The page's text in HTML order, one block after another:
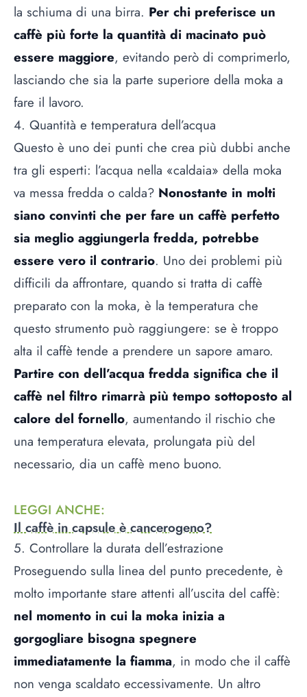
la schiuma di una birra. Per chi preferisce un
caffè più forte la quantità di macinato può
essere maggiore, evitando però di comprimerlo,
lasciando che sia la parte superiore della moka a
fare il lavoro.
4. Quantità e temperatura dell’acqua
Questo è uno dei punti che crea più dubbi anche
tra gli esperti: l’acqua nella «caldaia» della moka
va messa fredda o calda? Nonostante in molti
siano convinti che per fare un caffè perfetto
sia meglio aggiungerla fredda, potrebbe
essere vero il contrario. Uno dei problemi più
difficili da affrontare, quando si tratta di caffè
preparato con la moka, è la temperatura che
questo strumento può raggiungere: se è troppo
alta il caffè tende a prendere un sapore amaro.
Partire con dell’acqua fredda significa che il
caffè nel filtro rimarrà più tempo sottoposto al
calore del fornello, aumentando il rischio che
una temperatura elevata, prolungata più del
necessario, dia un caffè meno buono.
LEGGI ANCHE:
Il caffè in capsule è cancerogeno?
5. Controllare la durata dell’estrazione
Proseguendo sulla linea del punto precedente, è
molto importante stare attenti all’uscita del caffè:
nel momento in cui la moka inizia a
gorgogliare bisogna spegnere
immediatamente la fiamma, in modo che il caffè
non venga scaldato eccessivamente. Un altro